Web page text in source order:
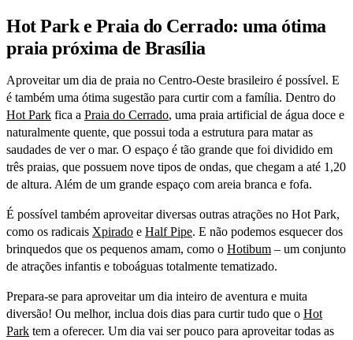
Hot Park e Praia do Cerrado: uma ótima
praia próxima de Brasília
Aproveitar um dia de praia no Centro-Oeste brasileiro é possível. E
é também uma ótima sugestão para curtir com a família. Dentro do
Hot Park fica a Praia do Cerrado, uma praia artificial de água doce e
naturalmente quente, que possui toda a estrutura para matar as
saudades de ver o mar. O espaço é tão grande que foi dividido em
três praias, que possuem nove tipos de ondas, que chegam a até 1,20
de altura. Além de um grande espaço com areia branca e fofa.
É possível também aproveitar diversas outras atrações no Hot Park,
como os radicais Xpirado e Half Pipe. E não podemos esquecer dos
brinquedos que os pequenos amam, como o Hotibum – um conjunto
de atrações infantis e toboáguas totalmente tematizado.
Prepara-se para aproveitar um dia inteiro de aventura e muita
diversão! Ou melhor, inclua dois dias para curtir tudo que o Hot
Park tem a oferecer. Um dia vai ser pouco para aproveitar todas as